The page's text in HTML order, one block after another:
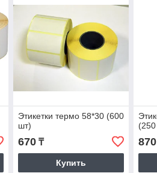
Этикетки термо 58*30 (600
шт)
670₸
Купить
870